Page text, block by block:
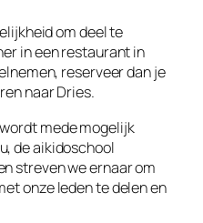
om deel te
in een restaurant in
reserveer dan je
naar Dries.
mede mogelijk
de aikidoschool
streven we ernaar om
onze leden te delen en